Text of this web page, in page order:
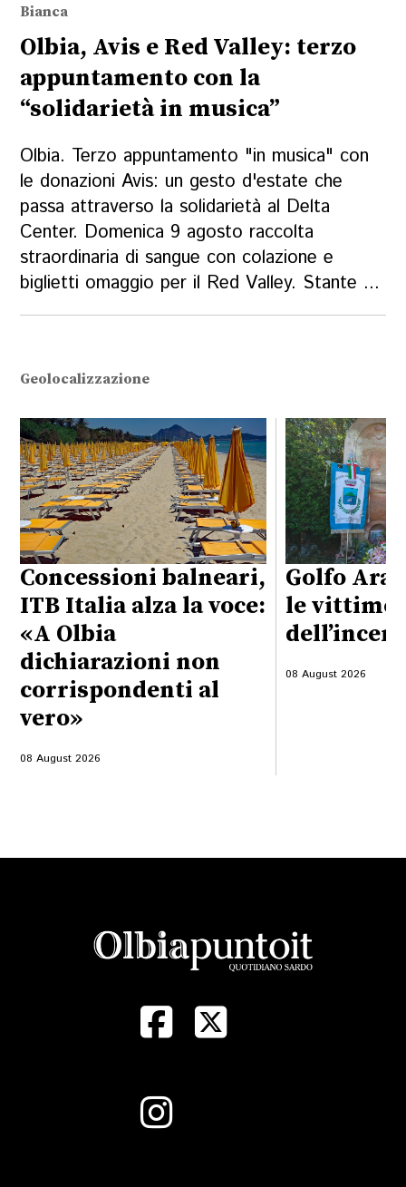
Bianca
Olbia, Avis e Red Valley: terzo
appuntamento con la
“solidarietà in musica”
Olbia. Terzo appuntamento "in musica" con
le donazioni Avis: un gesto d'estate che
passa attraverso la solidarietà al Delta
Center. Domenica 9 agosto raccolta
straordinaria di sangue con colazione e
biglietti omaggio per il Red Valley. Stante ...
Geolocalizzazione
Concessioni balneari,
ITB Italia alza la voce:
«A Olbia
dichiarazioni non
corrispondenti al
vero»
08 August 2026
Golfo
le vittime
08 August 2026